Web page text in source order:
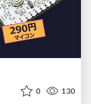
0 130